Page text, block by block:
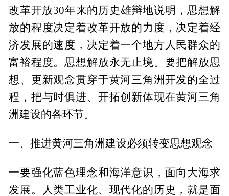
改革开放30年来的历史雄辩地说明，思想解
放的程度决定着改革开放的力度，决定着经
济发展的速度，决定着一个地方人民群众的
富裕程度。思想解放永无止境。要把解放思
想、更新观念贯穿于黄河三角洲开发的全过
程，把与时俱进、开拓创新体现在黄河三角
洲建设的各环节。
一、推进黄河三角洲建设必须转变思想观念
一要强化蓝色理念和海洋意识，面向大海求
发展。人类工业化、现代化的历史，就是面